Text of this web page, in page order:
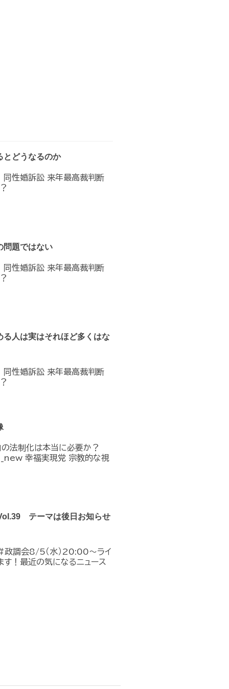
どうなるのか
性婚訴訟 来年最高裁判断
問題ではない
性婚訴訟 来年最高裁判断
人は実はそれほど多くはな
性婚訴訟 来年最高裁判断
法制化は本当に必要か？
幸福実現党 宗教的な視
テーマは後日お知らせ
調会8/5（水）20:00～ライ
！最近の気になるニュース